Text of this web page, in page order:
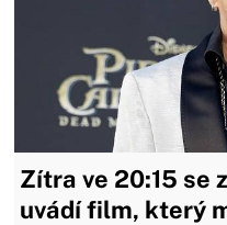
Zítra ve 20:15 se
uvádí film, který